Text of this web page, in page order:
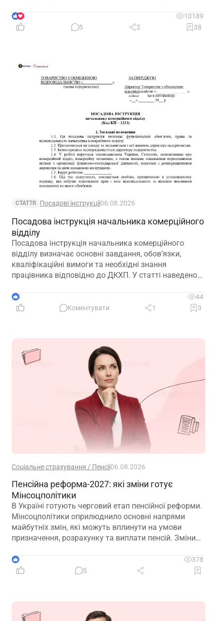
передбачено встановлення скороченого робочого
часу? І особливо актуальне запитання: чи потрібно
4
10189
5
2 38
СТАТТЯ Посадові інструкції06.08.2026
Посадова інструкція начальника комерційного
відділу
Посадова інструкція начальника комерційного
відділу визначає основні завдання, обов’язки,
кваліфікаційні вимоги та необхідні знання
працівника відповідно до ДКХП. У статті наведено
до особливостей діяльності підприємства.
5
44
Коментувати
1 3
Соціальне страхування / Пенсії06.08.2026
Пенсійна реформа-2027: які зміни готує
Мінсоцполітики
В Україні готують черговий етап пенсійної реформи.
Мінсоцполітики оприлюднило основні напрями
майбутніх змін, які можуть вплинути на умови
призначення, розрахунку та виплати пенсій. Зміни
1
378
5